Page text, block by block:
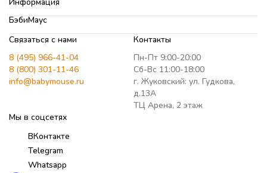
БэбиМаус
Связаться с нами
8 (495) 966-41-04
8 (800) 301-11-46
info@babymouse.ru
Контакты
Пн-Пт 9:00-20:00
Сб-Вс 11:00-18:00
г. Жуковский: ул. Гудкова,
д.13А
ТЦ Арена, 2 этаж
Мы в соцсетях
ВКонтакте
Telegram
Whatsapp